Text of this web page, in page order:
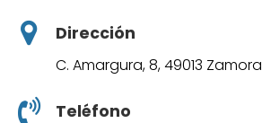
Dirección
C. Amargura, 8, 49013 Zamora
Teléfono